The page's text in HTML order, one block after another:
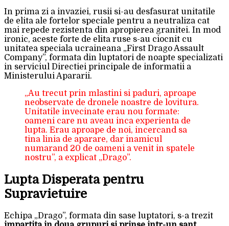
In prima zi a invaziei, rusii si-au desfasurat unitatile
de elita ale fortelor speciale pentru a neutraliza cat
mai repede rezistenta din apropierea granitei. In mod
ironic, aceste forte de elita ruse s-au ciocnit cu
unitatea speciala ucraineana „First Drago Assault
Company”, formata din luptatori de noapte specializati
in serviciul Directiei principale de informatii a
Ministerului Apararii.
„Au trecut prin mlastini si paduri, aproape
neobservate de dronele noastre de lovitura.
Unitatile invecinate erau nou formate:
oameni care nu aveau inca experienta de
lupta. Erau aproape de noi, incercand sa
tina linia de aparare, dar inamicul
numarand 20 de oameni a venit in spatele
nostru”, a explicat „Drago”.
Lupta Disperata pentru
Supravietuire
Echipa „Drago”, formata din sase luptatori, s-a trezit